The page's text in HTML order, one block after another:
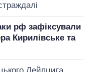
рф зафіксували
Кирилівське та